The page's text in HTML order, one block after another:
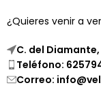
¿Quieres venir a
C. del
Teléfono:
Correo: